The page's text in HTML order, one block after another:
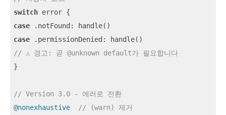
switch
case
case
// ⚠️ 경고: 곧 @unknown default가 필요합니다
}
// Version 3.0 - 에러로 전환
@nonexhaustive
// (warn) 제거